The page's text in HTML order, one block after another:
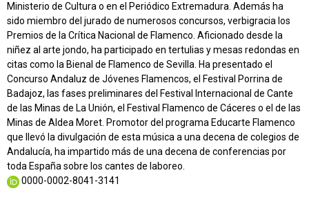
Ministerio de Cultura o en el Periódico Extremadura. Además ha
sido miembro del jurado de numerosos concursos, verbigracia los
Premios de la Crítica Nacional de Flamenco. Aficionado desde la
niñez al arte jondo, ha participado en tertulias y mesas redondas en
citas como la Bienal de Flamenco de Sevilla. Ha presentado el
Concurso Andaluz de Jóvenes Flamencos, el Festival Porrina de
Badajoz, las fases preliminares del Festival Internacional de Cante
de las Minas de La Unión, el Festival Flamenco de Cáceres o el de las
Minas de Aldea Moret. Promotor del programa Educarte Flamenco
que llevó la divulgación de esta música a una decena de colegios de
Andalucía, ha impartido más de una decena de conferencias por
toda España sobre los cantes de laboreo.
0000-0002-8041-3141